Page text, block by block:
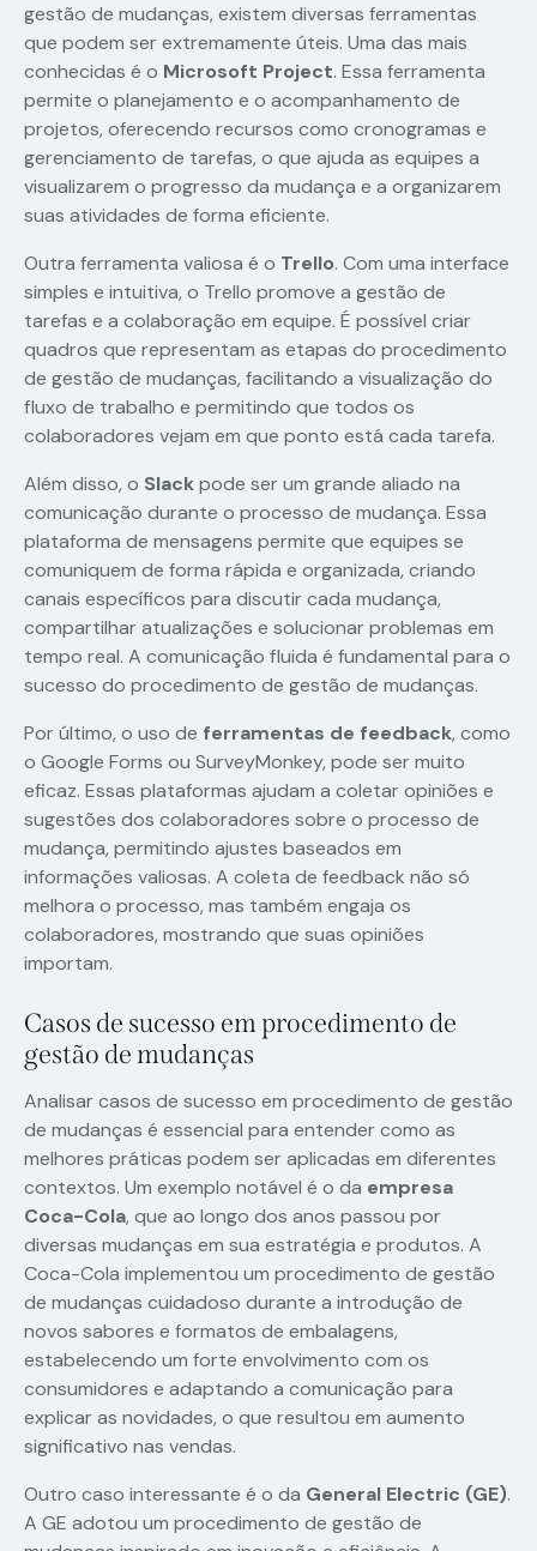
gestão de mudanças, existem diversas ferramentas
que podem ser extremamente úteis. Uma das mais
conhecidas é o Microsoft Project. Essa ferramenta
permite o planejamento e o acompanhamento de
projetos, oferecendo recursos como cronogramas e
gerenciamento de tarefas, o que ajuda as equipes a
visualizarem o progresso da mudança e a organizarem
suas atividades de forma eficiente.
Outra ferramenta valiosa é o Trello. Com uma interface
simples e intuitiva, o Trello promove a gestão de
tarefas e a colaboração em equipe. É possível criar
quadros que representam as etapas do procedimento
de gestão de mudanças, facilitando a visualização do
fluxo de trabalho e permitindo que todos os
colaboradores vejam em que ponto está cada tarefa.
Além disso, o Slackpode ser um grande aliado na
comunicação durante o processo de mudança. Essa
plataforma de mensagens permite que equipes se
comuniquem de forma rápida e organizada, criando
canais específicos para discutir cada mudança,
compartilhar atualizações e solucionar problemas em
tempo real. A comunicação fluida é fundamental para o
sucesso do procedimento de gestão de mudanças.
Por último, o uso de ferramentas de feedback, como
o Google Forms ou SurveyMonkey, pode ser muito
eficaz. Essas plataformas ajudam a coletar opiniões e
sugestões dos colaboradores sobre o processo de
mudança, permitindo ajustes baseados em
informações valiosas. A coleta de feedback não só
melhora o processo, mas também engaja os
colaboradores, mostrando que suas opiniões
importam.
Casos de sucesso em procedimento de
gestão de mudanças
Analisar casos de sucesso em procedimento de gestão
de mudanças é essencial para entender como as
melhores práticas podem ser aplicadas em diferentes
contextos. Um exemplo notável é o da empresa
Coca-Cola, que ao longo dos anos passou por
diversas mudanças em sua estratégia e produtos. A
Coca-Cola implementou um procedimento de gestão
de mudanças cuidadoso durante a introdução de
novos sabores e formatos de embalagens,
estabelecendo um forte envolvimento com os
consumidores e adaptando a comunicação para
explicar as novidades, o que resultou em aumento
significativo nas vendas.
Outro caso interessante é o da General Electric (GE).
A GE adotou um procedimento de gestão de